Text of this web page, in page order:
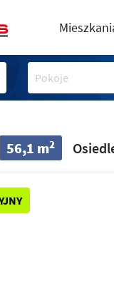
Pokoje
56,1 m2